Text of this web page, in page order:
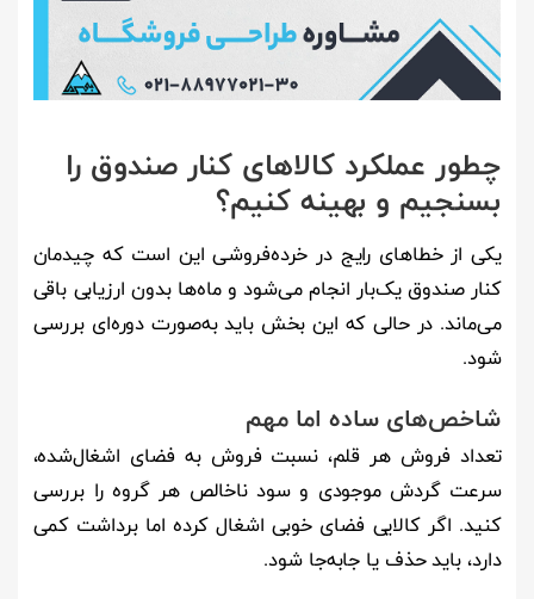
چطور عملکرد کالاهای کنار صندوق را
بسنجیم و بهینه کنیم؟
یکی از خطاهای رایج در خرده‌فروشی این است که چیدمان
کنار صندوق یک‌بار انجام می‌شود و ماه‌ها بدون ارزیابی باقی
می‌ماند. در حالی که این بخش باید به‌صورت دوره‌ای بررسی
شود.
شاخص‌های ساده اما مهم
تعداد فروش هر قلم، نسبت فروش به فضای اشغال‌شده،
سرعت گردش موجودی و سود ناخالص هر گروه را بررسی
کنید. اگر کالایی فضای خوبی اشغال کرده اما برداشت کمی
دارد، باید حذف یا جابه‌جا شود.